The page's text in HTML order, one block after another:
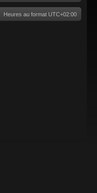
Heures au format UTC+02:00